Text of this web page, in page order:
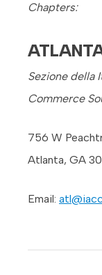
Chapters:
Sezione della
Commerce
756 W
Atlanta, GA
Email: